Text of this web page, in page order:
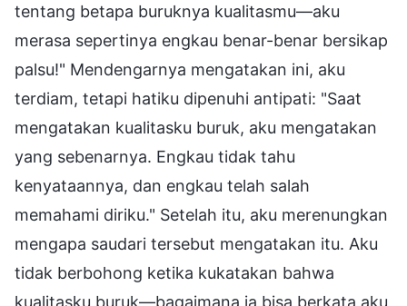
tentang betapa buruknya kualitasmu—aku
merasa sepertinya engkau benar-benar bersikap
palsu!" Mendengarnya mengatakan ini, aku
terdiam, tetapi hatiku dipenuhi antipati: "Saat
mengatakan kualitasku buruk, aku mengatakan
yang sebenarnya. Engkau tidak tahu
kenyataannya, dan engkau telah salah
memahami diriku." Setelah itu, aku merenungkan
mengapa saudari tersebut mengatakan itu. Aku
tidak berbohong ketika kukatakan bahwa
kualitasku buruk—bagaimana ia bisa berkata aku